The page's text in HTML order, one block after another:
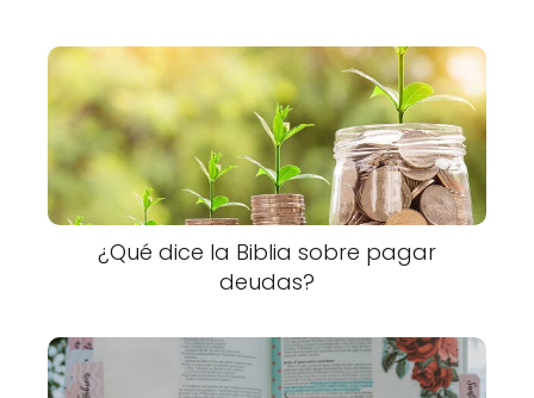
¿Qué dice la Biblia sobre pagar
deudas?